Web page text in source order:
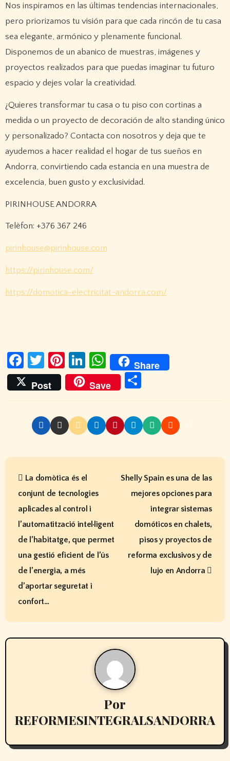
Nos inspiramos en las últimas tendencias internacionales,
pero priorizamos tu visión para que cada rincón de tu casa
sea elegante, armónico y plenamente funcional.
Disponemos de un abanico de muestras, imágenes y
proyectos realizados para que puedas imaginar tu futuro
espacio y dejes volar la creatividad.
¿Quieres transformar tu casa o tu piso con cortinas a
medida o un proyecto de decoración de alto standing único
y personalizado? Contacta con nosotros y deja que te
ayudemos a hacer realidad el hogar de tus sueños en
Andorra, convirtiendo cada estancia en una muestra de
excelencia, buen gusto y exclusividad.
PIRINHOUSE ANDORRA
Telèfon: +376 367 246
pirinhouse@pirinhouse.com
https://pirinhouse.com/
https://domotica-electricitat-andorra.com/
Fa
ce
b
o
T
w
itt
Pi
nt
er
t
Li
nk
e
n
W
h
at
A
p
Share
Post
Save
o
m
p
tir
N
i
ó
n
La domòtica és el
conjunt de tecnologies
aplicades al control i
l’automatització intel·ligent
de l’habitatge, que permet
una gestió eficient de l’ús
de l’energia, a més
d’aportar seguretat i
confort…
Shelly Spain es una de las
mejores opciones para
integrar sistemas
domóticos en chalets,
pisos y proyectos de
reforma exclusivos y de
lujo en Andorra
Por
REFORMESINTEGRALSANDORRA
LA MEJOR EMPRESA DE DOMOTICA DE
ANDORRA